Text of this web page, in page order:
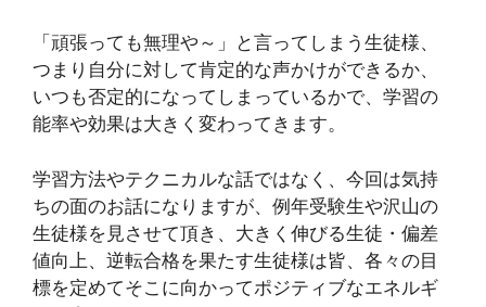
「頑張っても無理や～」と言ってしまう生徒様、
つまり自分に対して肯定的な声かけができるか、
いつも否定的になってしまっているかで、学習の
能率や効果は大きく変わってきます。
学習方法やテクニカルな話ではなく、今回は気持
ちの面のお話になりますが、例年受験生や沢山の
生徒様を見させて頂き、大きく伸びる生徒・偏差
値向上、逆転合格を果たす生徒様は皆、各々の目
標を定めてそこに向かってポジティブなエネルギ